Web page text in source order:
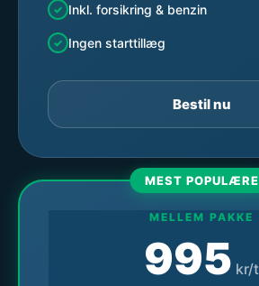
Inkl. forsikring & benzin
Ingen starttillæg
Bestil nu
MEST POPULÆRE
MELLEM PAKKE
995 kr/t